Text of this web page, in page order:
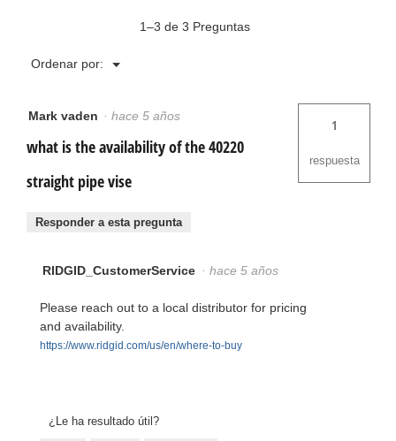
1–3 de 3 Preguntas
Ordenar por: ▼
Menú
Mark vaden · hace 5 años
what is the availability of the 40220
straight pipe vise
1
respuesta
Responder a esta pregunta
RIDGID_CustomerService · hace 5 años
Please reach out to a local distributor for pricing
and availability.
https://www.ridgid.com/us/en/where-to-buy
¿Le ha resultado útil?